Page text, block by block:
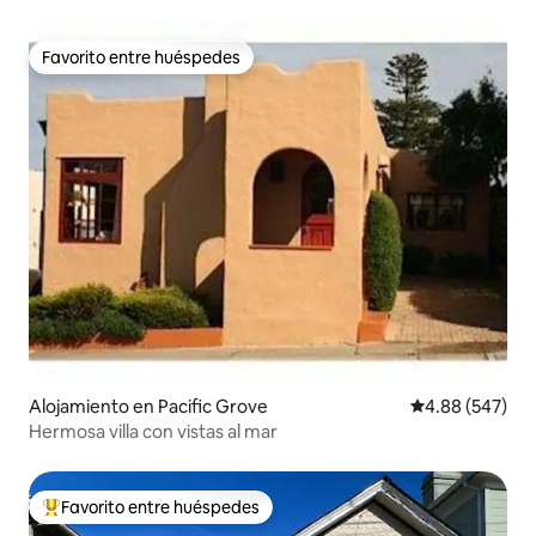
Favorito entre huéspedes
Favorito entre huéspedes
Alojamiento en Pacific Grove Calificación
4.88 (547)
Hermosa villa con vistas al mar
Favorito entre huéspedes preferido
Favorito entre huéspedes